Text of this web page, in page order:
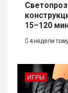
15–120
4 недели
ИГРЫ